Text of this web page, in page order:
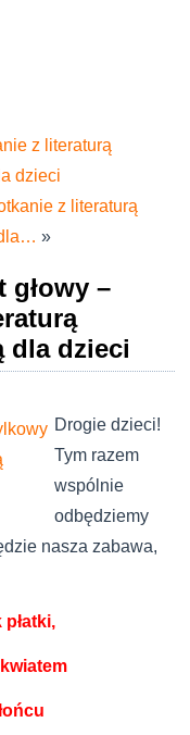
z literaturą
dzieci
z literaturą
»
głowy –
dla dzieci
Drogie dzieci!
Tym razem
wspólnie
odbędziemy
nasza zabawa,
płatki,